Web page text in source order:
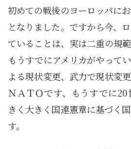
初めての戦後のヨーロッパに
となりました。ですから今、
ていることは、実は二重の規
もうすでにアメリカがやって
よる現状変更、武力で現状変
ＮＡＴＯです、もうすでに
きく大きく国連憲章に基づく
す。